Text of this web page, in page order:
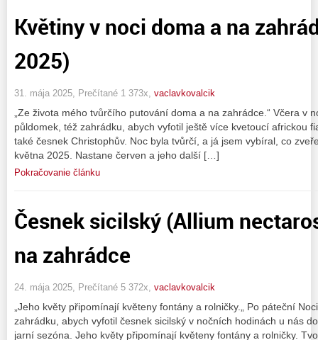
Květiny v noci doma a na
2025)
31. mája 2025, Prečítané 1 373x, vaclavkovalcik
„Ze života mého tvůrčího putování doma a na zahrádce.“ Včera v
půldomek, též zahrádku, abych vyfotil ještě více kvetoucí africkou
také česnek Christophův. Noc byla tvůrčí, a já jsem vybíral, co
května 2025. Nastane červen a jeho další […]
Pokračovanie článku
Česnek sicilský (Allium
na zahrádce
24. mája 2025, Prečítané 5 372x, vaclavkovalcik
„Jeho květy připomínají květeny fontány a rolničky.„ Po páteční
zahrádku, abych vyfotil česnek sicilský v nočních hodinách u nás
jarní sezóna. Jeho květy připomínají květeny fontány a rolničky.